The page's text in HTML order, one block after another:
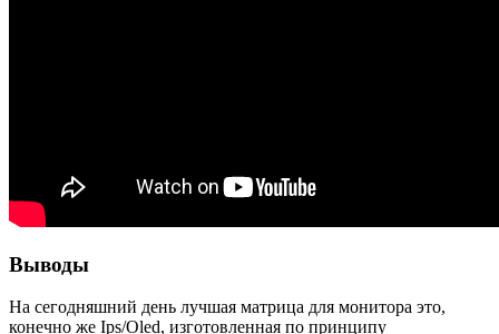
Выводы
На сегодняшний день лучшая матрица для монитора это,
конечно же Ips/Oled, изготовленная по принципу